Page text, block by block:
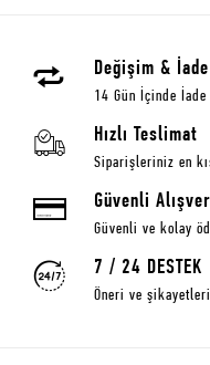
Değişim & İade
14 Gün İçinde İade
Hızlı Teslimat
Siparişleriniz en
Güvenli
Güvenli ve kolay
7 / 24 DESTEK
Öneri ve